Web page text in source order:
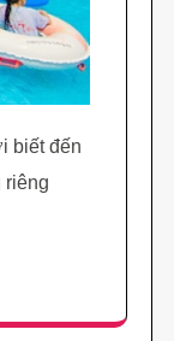
biết đến
riêng